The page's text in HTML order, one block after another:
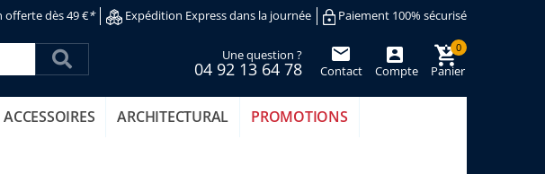
offerte dès 49 €* Expédition Express dans la journée Paiement 100% sécurisé
Panier
0
Compte
Contact
Une question ?
04 92 13 64 78
ACCESSOIRES ARCHITECTURAL PROMOTIONS